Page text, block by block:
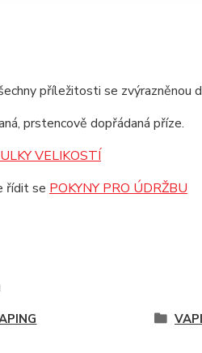
příležitosti se zvýrazněnou
prstencově dopřádaná příze.
VELIKOSTÍ
řídit se POKYNY PRO ÚDRŽBU